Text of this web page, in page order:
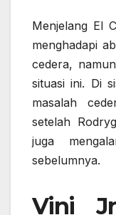
Menjelang El
menghadapi
cedera,
situasi ini. Di
masalah
setelah
juga
sebelumnya.
Vini